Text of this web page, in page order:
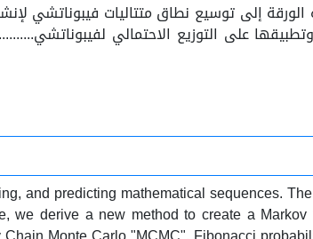
إلى توسيع نطاق متتاليات فيبوناتشي
على التوزيع الاحتمالي
and predicting mathematical sequences.
we derive a new method to create a